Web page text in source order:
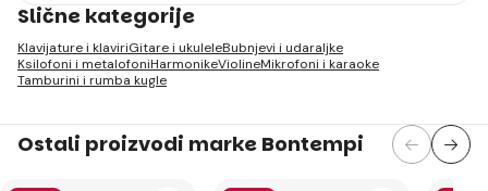
Slične kategorije
Klavijature i klaviriGitare i ukuleleBubnjevi i udaraljke
Ksilofoni i metalofoniHarmonikeViolineMikrofoni i karaoke
Tamburini i rumba kugle
Ostali proizvodi marke Bontempi